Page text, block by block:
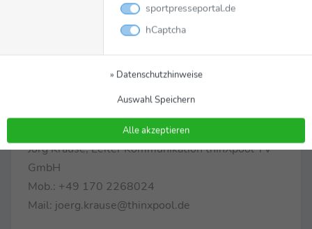
Dienstag, 15.06.2021
Ab 16.30 Uhr: Update: Die Mannschaft, Tag 5
Ab 17.00 Uhr: Ungarn - Portugal
Ab 20.20 Uhr: Frankreich - DEUTSCHLAND
Für weitere Rückfragen / MagentaSport
Jörg Krause, Leiter Kommunikation thinXpool TV
GmbH
Mob.: +49 170 2268024
Mail: joerg.krause@thinxpool.de
sportpresseportal.de
hCaptcha
» Datenschutzhinweise
Auswahl Speichern
Alle akzeptieren